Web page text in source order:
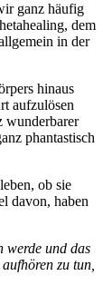
ganz häufig
dem
in der
hinaus
aufzulösen
wunderbarer
phantastisch
ob sie
davon, haben
werde und das
zu tun,